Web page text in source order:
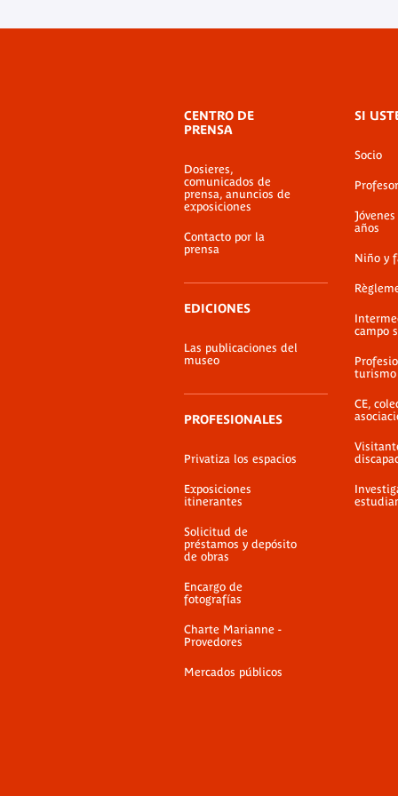
de
pie
página
CENTRO DE
PRENSA
Dosieres,
comunicados de
prensa, anuncios de
exposiciones
Contacto por la
prensa
EDICIONES
Las publicaciones del
museo
PROFESIONALES
Privatiza los espacios
Exposiciones
itinerantes
Solicitud de
préstamos y depósito
de obras
Encargo de
fotografías
Charte Marianne -
Provedores
Mercados públicos
SI
Socio
años
Niño y
campo
turismo
CE,